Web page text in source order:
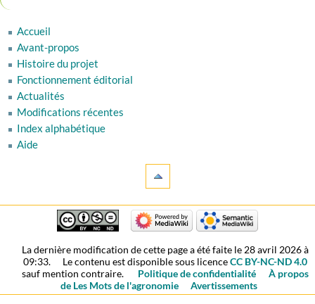
Accueil
Avant-propos
Histoire du projet
Fonctionnement éditorial
Actualités
Modifications récentes
Index alphabétique
Aide
La dernière modification de cette page a été faite le 28 avril 2026 à
09:33.
Le contenu est disponible sous licenceCC BY-NC-ND 4.0
sauf mention contraire.
Politique de confidentialité
À propos
de Les Mots de l'agronomie
Avertissements